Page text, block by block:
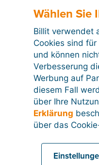
CWT
Geschäftsreisen,
sich an Billit für eine
Wählen Sie
Billit verwendet
Cookies sind
und können
Verbesserung
Werbung auf
diesem Fall
über Ihre
Erklärung
über das